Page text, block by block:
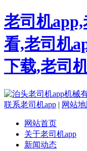
老司机
看,老司机
下载,老司
联系老司机app | 网站地
网站首页
关于老司机app
新闻动态